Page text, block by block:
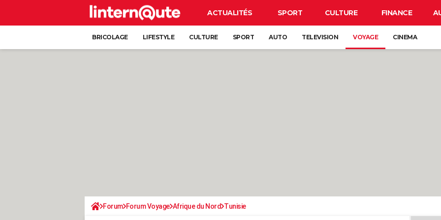
ACTUALITÉS SPORT CULTURE FINANCE
BRICOLAGE LIFESTYLE CULTURE SPORT AUTO TELEVISION VOYAGE CINEMA
Forum Forum Voyage Afrique du Nord Tunisie